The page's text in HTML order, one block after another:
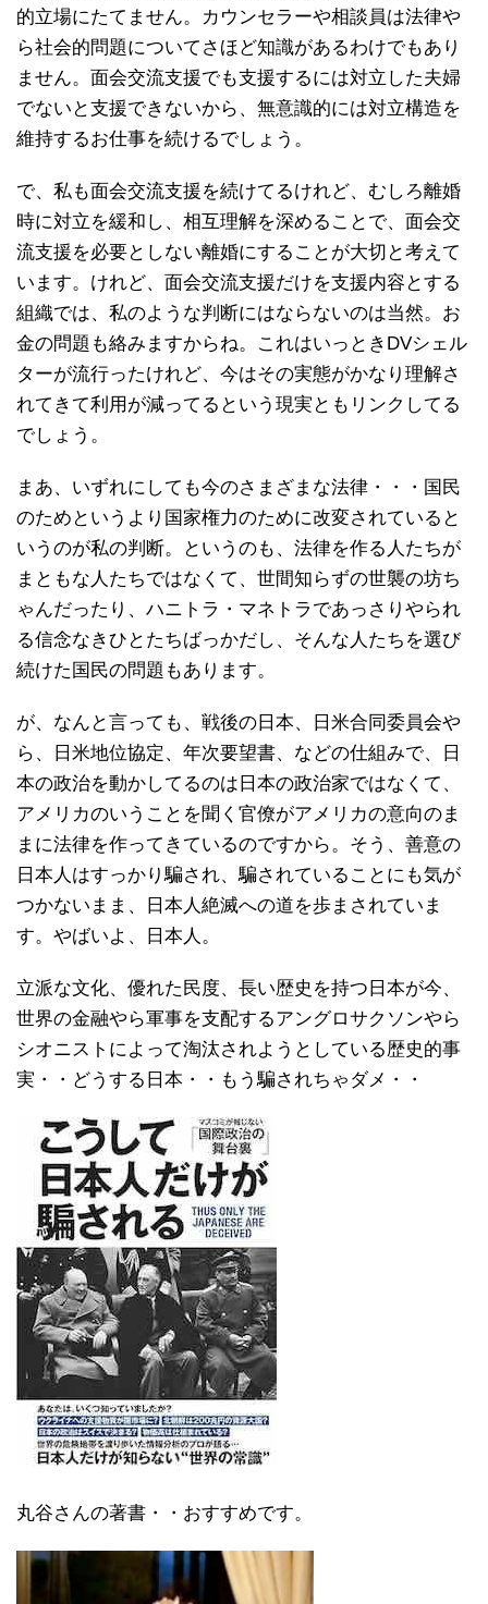
的立場にたてません。カウンセラーや相談員は法律や
ら社会的問題についてさほど知識があるわけでもあり
ません。面会交流支援でも支援するには対立した夫婦
でないと支援できないから、無意識的には対立構造を
維持するお仕事を続けるでしょう。
で、私も面会交流支援を続けてるけれど、むしろ離婚
時に対立を緩和し、相互理解を深めることで、面会交
流支援を必要としない離婚にすることが大切と考えて
います。けれど、面会交流支援だけを支援内容とする
組織では、私のような判断にはならないのは当然。お
金の問題も絡みますからね。これはいっときDVシェル
ターが流行ったけれど、今はその実態がかなり理解さ
れてきて利用が減ってるという現実ともリンクしてる
でしょう。
まあ、いずれにしても今のさまざまな法律・・・国民
のためというより国家権力のために改変されていると
いうのが私の判断。というのも、法律を作る人たちが
まともな人たちではなくて、世間知らずの世襲の坊ち
ゃんだったり、ハニトラ・マネトラであっさりやられ
る信念なきひとたちばっかだし、そんな人たちを選び
続けた国民の問題もあります。
が、なんと言っても、戦後の日本、日米合同委員会や
ら、日米地位協定、年次要望書、などの仕組みで、日
本の政治を動かしてるのは日本の政治家ではなくて、
アメリカのいうことを聞く官僚がアメリカの意向のま
まに法律を作ってきているのですから。そう、善意の
日本人はすっかり騙され、騙されていることにも気が
つかないまま、日本人絶滅への道を歩まされていま
す。やばいよ、日本人。
立派な文化、優れた民度、長い歴史を持つ日本が今、
世界の金融やら軍事を支配するアングロサクソンやら
シオニストによって淘汰されようとしている歴史的事
実・・どうする日本・・もう騙されちゃダメ・・
丸谷さんの著書・・おすすめです。